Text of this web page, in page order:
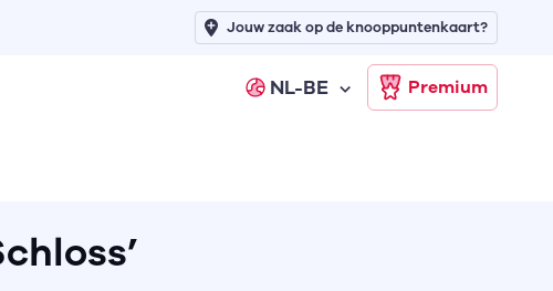
NL-BE Premium
Jouw zaak op de knooppuntenkaart?